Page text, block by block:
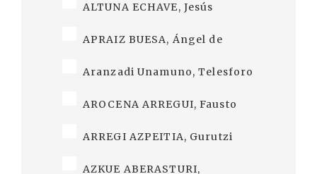
ALTUNA ECHAVE, Jesús
APRAIZ BUESA, Ángel de
Aranzadi Unamuno, Telesforo
AROCENA ARREGUI, Fausto
ARREGI AZPEITIA, Gurutzi
AZKUE ABERASTURI,